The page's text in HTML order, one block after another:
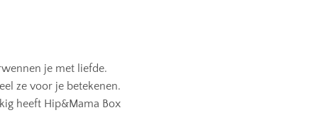
je met liefde.
ze voor je betekenen.
heeft Hip&Mama Box